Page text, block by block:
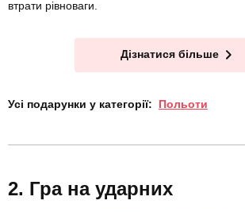
втрати рівноваги.
Дізнатися більше
Усі подарунки у категорії: Польоти
Гра на ударних